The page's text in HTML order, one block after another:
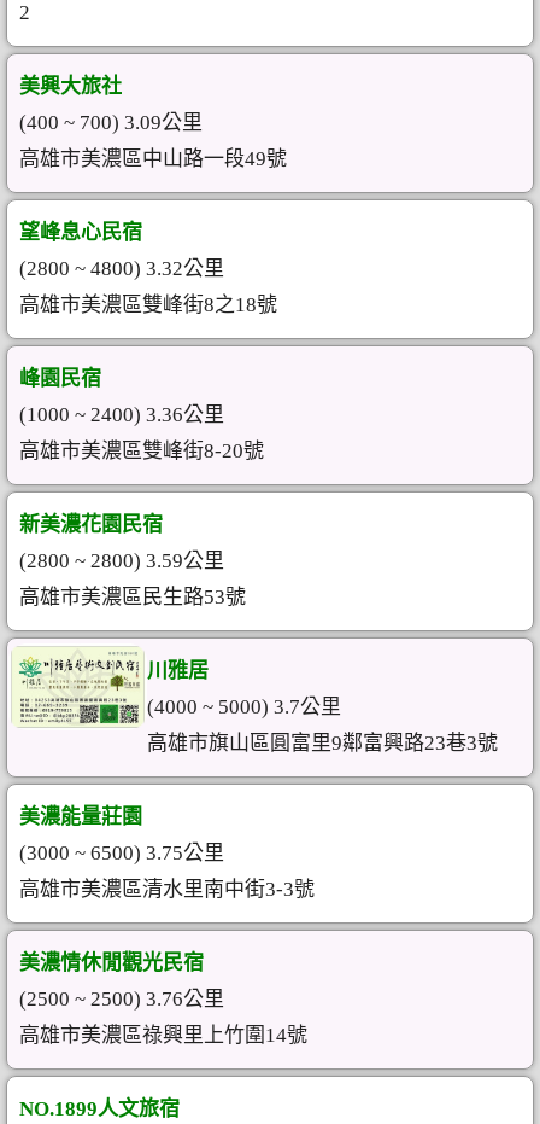
2
美興大旅社
(400 ~ 700) 3.09公里
高雄市美濃區中山路一段49號
望峰息心民宿
(2800 ~ 4800) 3.32公里
高雄市美濃區雙峰街8之18號
峰園民宿
(1000 ~ 2400) 3.36公里
高雄市美濃區雙峰街8-20號
新美濃花園民宿
(2800 ~ 2800) 3.59公里
高雄市美濃區民生路53號
川雅居
(4000 ~ 5000) 3.7公里
高雄市旗山區圓富里9鄰富興路23巷3號
美濃能量莊園
(3000 ~ 6500) 3.75公里
高雄市美濃區清水里南中街3-3號
美濃情休閒觀光民宿
(2500 ~ 2500) 3.76公里
高雄市美濃區祿興里上竹圍14號
NO.1899人文旅宿